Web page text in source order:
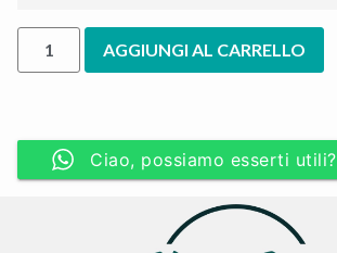
AGGIUNGI AL CARRELLO
Ciao, possiamo esserti utili?